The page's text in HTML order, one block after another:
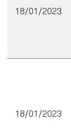
18/01/2023
18/01/2023